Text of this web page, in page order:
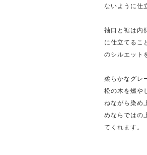
ないように仕
袖口と裾は内
に仕立てるこ
のシルエット
柔らかなグレ
松の木を燃や
ねながら染め
めならではの
てくれます。